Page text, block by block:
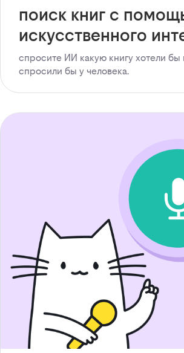
поиск книг с
искусственного
спросите ИИ какую книгу хотели бы
спросили бы у человека.